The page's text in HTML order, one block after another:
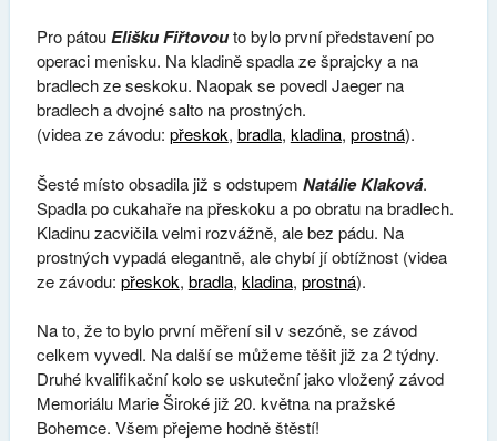
Pro pátouElišku Fiřtovouto bylo první představení po
operaci menisku. Na kladině spadla ze šprajcky a na
bradlech ze seskoku. Naopak se povedl Jaeger na
bradlech a dvojné salto na prostných.
(videa ze závodu: přeskok, bradla, kladina, prostná).
Šesté místo obsadila již s odstupem Natálie Klaková.
Spadla po cukahaře na přeskoku a po obratu na bradlech.
Kladinu zacvičila velmi rozvážně, ale bez pádu. Na
prostných vypadá elegantně, ale chybí jí obtížnost (videa
ze závodu: přeskok, bradla, kladina, prostná).
Na to, že to bylo první měření sil v sezóně, se závod
celkem vyvedl. Na další se můžeme těšit již za 2 týdny.
Druhé kvalifikační kolo se uskuteční jako vložený závod
Memoriálu Marie Široké již 20. května na pražské
Bohemce. Všem přejeme hodně štěstí!